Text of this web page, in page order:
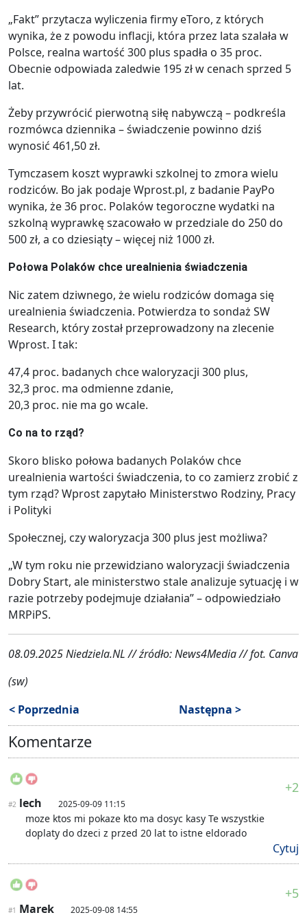
„Fakt” przytacza wyliczenia firmy eToro, z których
wynika, że z powodu inflacji, która przez lata szalała w
Polsce, realna wartość 300 plus spadła o 35 proc.
Obecnie odpowiada zaledwie 195 zł w cenach sprzed 5
lat.
Żeby przywrócić pierwotną siłę nabywczą – podkreśla
rozmówca dziennika – świadczenie powinno dziś
wynosić 461,50 zł.
Tymczasem koszt wyprawki szkolnej to zmora wielu
rodziców. Bo jak podaje Wprost.pl, z badanie PayPo
wynika, że 36 proc. Polaków tegoroczne wydatki na
szkolną wyprawkę szacowało w przedziale do 250 do
500 zł, a co dziesiąty – więcej niż 1000 zł.
Połowa Polaków chce urealnienia świadczenia
Nic zatem dziwnego, że wielu rodziców domaga się
urealnienia świadczenia. Potwierdza to sondaż SW
Research, który został przeprowadzony na zlecenie
Wprost. I tak:
47,4 proc. badanych chce waloryzacji 300 plus,
32,3 proc. ma odmienne zdanie,
20,3 proc. nie ma go wcale.
Co na to rząd?
Skoro blisko połowa badanych Polaków chce
urealnienia wartości świadczenia, to co zamierz zrobić z
tym rząd? Wprost zapytało Ministerstwo Rodziny, Pracy
i Polityki
Społecznej, czy waloryzacja 300 plus jest możliwa?
„W tym roku nie przewidziano waloryzacji świadczenia
Dobry Start, ale ministerstwo stale analizuje sytuację i w
razie potrzeby podejmuje działania” – odpowiedziało
MRPiPS.
08.09.2025 Niedziela.NL // źródło: News4Media // fot. Canva
(sw)
< Poprzednia
Następna >
Komentarze
+2
#2 lech 2025-09-09 11:15
moze ktos mi pokaze kto ma dosyc kasy Te wszystkie
doplaty do dzeci z przed 20 lat to istne eldorado
Cytuj
+5
#1 Marek 2025-09-08 14:55